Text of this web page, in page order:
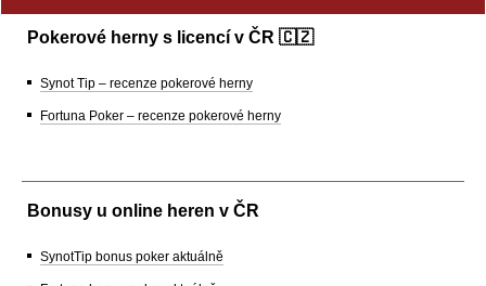
Pokerové herny s licencí v ČR 🇨🇿
Synot Tip – recenze pokerové herny
Fortuna Poker – recenze pokerové herny
Bonusy u online heren v ČR
SynotTip bonus poker aktuálně